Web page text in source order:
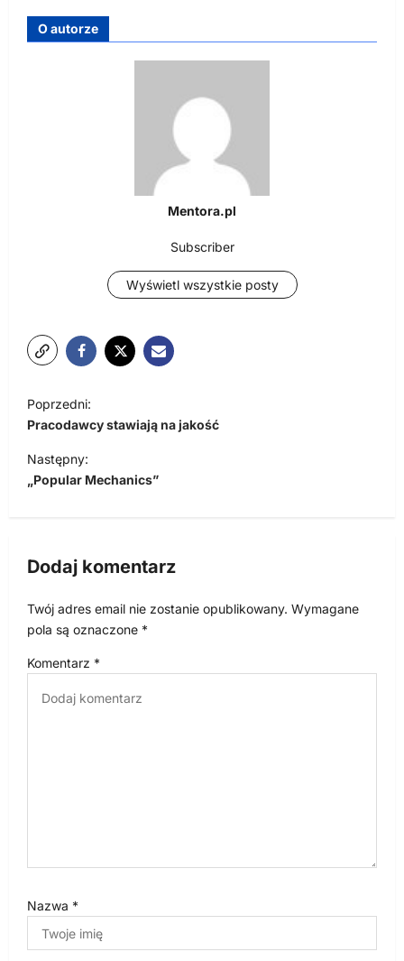
O autorze
Mentora.pl
Subscriber
Wyświetl wszystkie posty
N
a
w
i
c
a
w
p
Poprzedni:
Pracodawcy stawiają na jakość
Następny:
„Popular Mechanics”
Dodaj komentarz
Twój adres email nie zostanie opublikowany. Wymagane
pola są oznaczone *
Komentarz *
Nazwa *